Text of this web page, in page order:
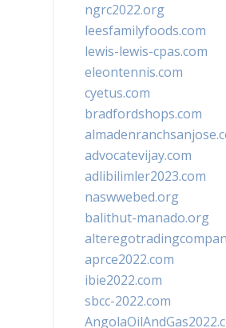
ngrc2022.org
leesfamilyfoods.com
lewis-lewis-cpas.com
eleontennis.com
cyetus.com
bradfordshops.com
advocatevijay.com
adlibilimler2023.com
naswwebed.org
balithut-manado.org
aprce2022.com
ibie2022.com
sbcc-2022.com